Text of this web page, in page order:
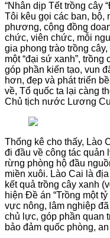
“Nhân dịp Tết trồng cây
Tôi kêu gọi các ban, bộ,
phương, cộng đồng
chức, viên chức, mỗi
gia phong trào trồng
một “đại sứ xanh”,
góp phần kiến tạo, vun
hơn, đẹp và phát triển
về, Tổ quốc ta lại càng
Chủ tịch nước Lương
Thống kê cho thấy, Lào
đi đầu về công tác quản
rừng phòng hộ đầu
miền xuôi. Lào Cai là
kết quả trồng cây xanh
hiện Đề án “Trồng một
vực nông, lâm nghiệp
chủ lực, góp phần quan
bảo đảm quốc phòng,